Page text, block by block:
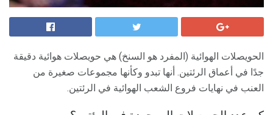
الحويصلات الهوائية (المفرد هو السنخ) هي حويصلات هوائية دقيقة
جدًا في أعماق الرئتين. أنها تبدو وكأنها مجموعات صغيرة من
العنب في نهايات فروع الشعب الهوائية في الرئتين.